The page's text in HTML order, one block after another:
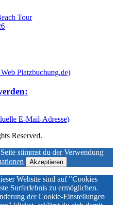
Tour
Platzbuchung.de)
E-Mail-Adresse)
Reserved.
stimmst du der Verwendung
Akzeptieren
Website sind auf "Cookies
Surferlebnis zu ermöglichen.
der Cookie-Einstellungen